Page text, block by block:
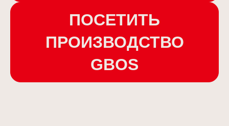
ПОСЕТИТЬ
ПРОИЗВОДСТВО
GBOS